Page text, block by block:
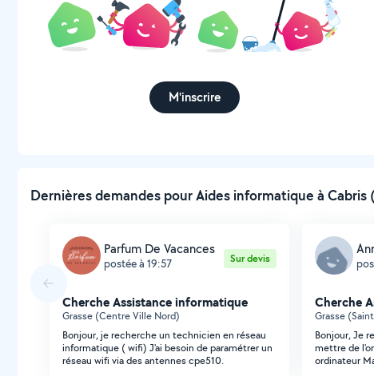
M'inscrire
Dernières demandes pour Aides informatique à
Parfum De Vacances
postée à 19:57 Sur devis
Cherche Assistance informatique
Grasse (Centre Ville Nord)
Bonjour, je recherche un technicien en réseau
informatique ( wifi) J'ai besoin de paramétrer un
réseau wifi via des antennes cpe510.
Cherche
Grasse
Bonjour, Je
mettre de
ordinateur